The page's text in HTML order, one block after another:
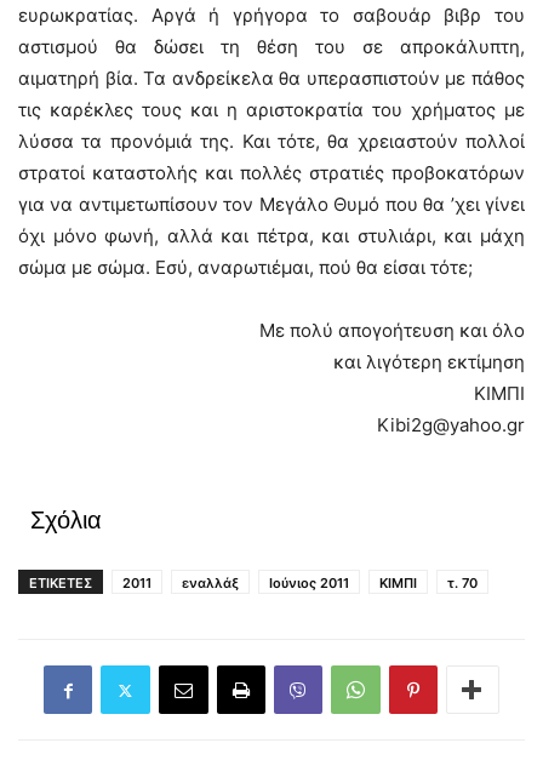
ευρωκρατίας. Αργά ή γρήγορα το σαβουάρ βιβρ του
αστισμού θα δώσει τη θέση του σε απροκάλυπτη,
αιματηρή βία. Τα ανδρείκελα θα υπερασπιστούν με πάθος
τις καρέκλες τους και η αριστοκρατία του χρήματος με
λύσσα τα προνόμιά της. Και τότε, θα χρειαστούν πολλοί
στρατοί καταστολής και πολλές στρατιές προβοκατόρων
για να αντιμετωπίσουν τον Μεγάλο Θυμό που θα ’χει γίνει
όχι μόνο φωνή, αλλά και πέτρα, και στυλιάρι, και μάχη
σώμα με σώμα. Εσύ, αναρωτιέμαι, πού θα είσαι τότε;
Με πολύ απογοήτευση και όλο
και λιγότερη εκτίμηση
ΚΙΜΠΙ
Kibi2g@yahoo.gr
Σχόλια
ΕΤΙΚΕΤΕΣ 2011 εναλλάξ Ιούνιος 2011 ΚΙΜΠΙ τ. 70